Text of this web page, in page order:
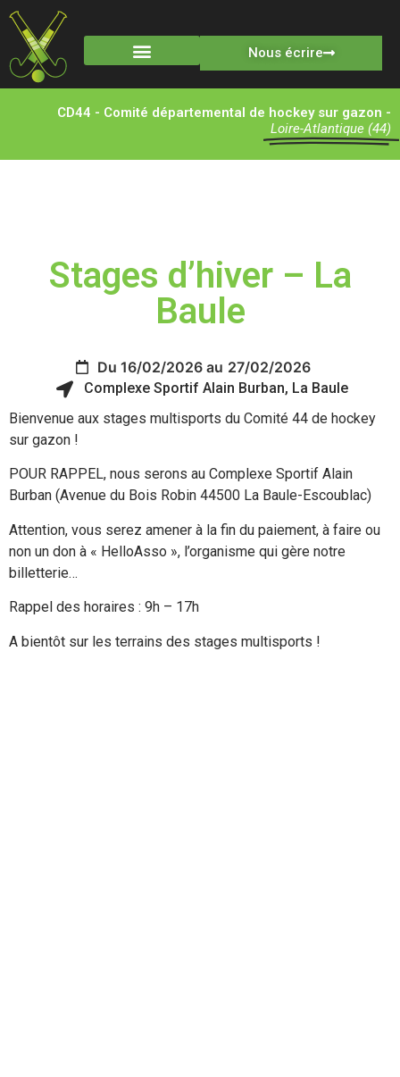
Nous écrire
CD44 - Comité départemental de hockey sur gazon -
Loire-Atlantique (44)
Stages d’hiver – La
Baule
Du 16/02/2026 au 27/02/2026
Complexe Sportif Alain Burban, La Baule
Bienvenue aux stages multisports du Comité 44 de hockey
sur gazon !
POUR RAPPEL, nous serons au Complexe Sportif Alain
Burban (Avenue du Bois Robin 44500 La Baule-Escoublac)
Attention, vous serez amener à la fin du paiement, à faire ou
non un don à « HelloAsso », l’organisme qui gère notre
billetterie…
Rappel des horaires : 9h – 17h
A bientôt sur les terrains des stages multisports !